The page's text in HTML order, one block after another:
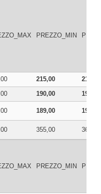
PREZZO_MIN
215,00
216,00
190,00
192,00
189,00 190,00
355,00 360,00
PREZZO_MIN